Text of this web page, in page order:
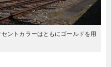
ントカラーはともにゴールドを用